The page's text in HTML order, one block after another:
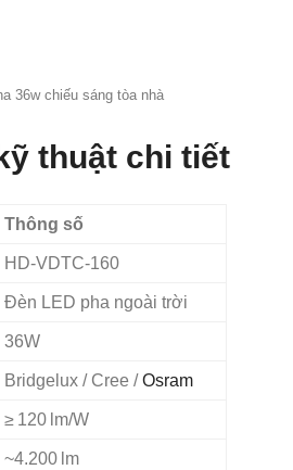
36w chiếu sáng tòa nhà
thuật chi tiết
Thông số
HD‑VDTC‑160
Đèn LED pha ngoài trời
36W
Bridgelux / Cree /Osram
≥ 120 lm/W
~4.200 lm